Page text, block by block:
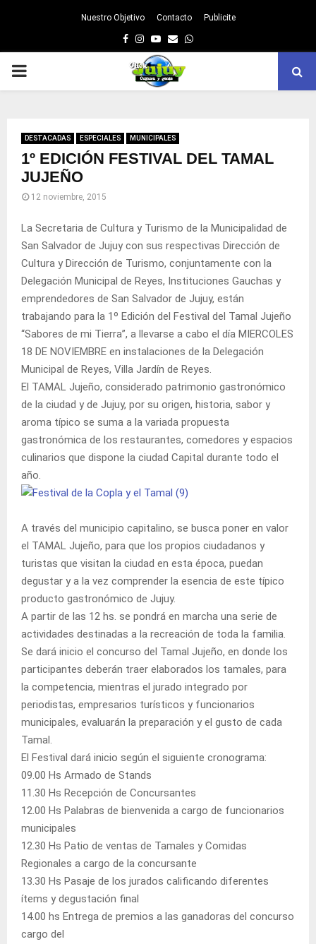
Nuestro Objetivo Contacto Publicite
Facebook
Instagram
Youtube
EmailWhatsapp
PRIMARY
DESTACADAS ESPECIALES MUNICIPALES
1º EDICIÓN FESTIVAL DEL TAMAL
JUJEÑO
12 noviembre, 2015
La Secretaria de Cultura y Turismo de la Municipalidad de
San Salvador de Jujuy con sus respectivas Dirección de
Cultura y Dirección de Turismo, conjuntamente con la
Delegación Municipal de Reyes, Instituciones Gauchas y
emprendedores de San Salvador de Jujuy, están
trabajando para la 1º Edición del Festival del Tamal Jujeño
“Sabores de mi Tierra”, a llevarse a cabo el día MIERCOLES
18 DE NOVIEMBRE en instalaciones de la Delegación
Municipal de Reyes, Villa Jardín de Reyes.
El TAMAL Jujeño, considerado patrimonio gastronómico
de la ciudad y de Jujuy, por su origen, historia, sabor y
aroma típico se suma a la variada propuesta
gastronómica de los restaurantes, comedores y espacios
culinarios que dispone la ciudad Capital durante todo el
año.
A través del municipio capitalino, se busca poner en valor
el TAMAL Jujeño, para que los propios ciudadanos y
turistas que visitan la ciudad en esta época, puedan
degustar y a la vez comprender la esencia de este típico
producto gastronómico de Jujuy.
A partir de las 12 hs. se pondrá en marcha una serie de
actividades destinadas a la recreación de toda la familia.
Se dará inicio el concurso del Tamal Jujeño, en donde los
participantes deberán traer elaborados los tamales, para
la competencia, mientras el jurado integrado por
periodistas, empresarios turísticos y funcionarios
municipales, evaluarán la preparación y el gusto de cada
Tamal.
El Festival dará inicio según el siguiente cronograma:
09.00 Hs Armado de Stands
11.30 Hs Recepción de Concursantes
12.00 Hs Palabras de bienvenida a cargo de funcionarios
municipales
12.30 Hs Patio de ventas de Tamales y Comidas
Regionales a cargo de la concursante
13.30 Hs Pasaje de los jurados calificando diferentes
ítems y degustación final
14.00 hs Entrega de premios a las ganadoras del concurso
cargo del